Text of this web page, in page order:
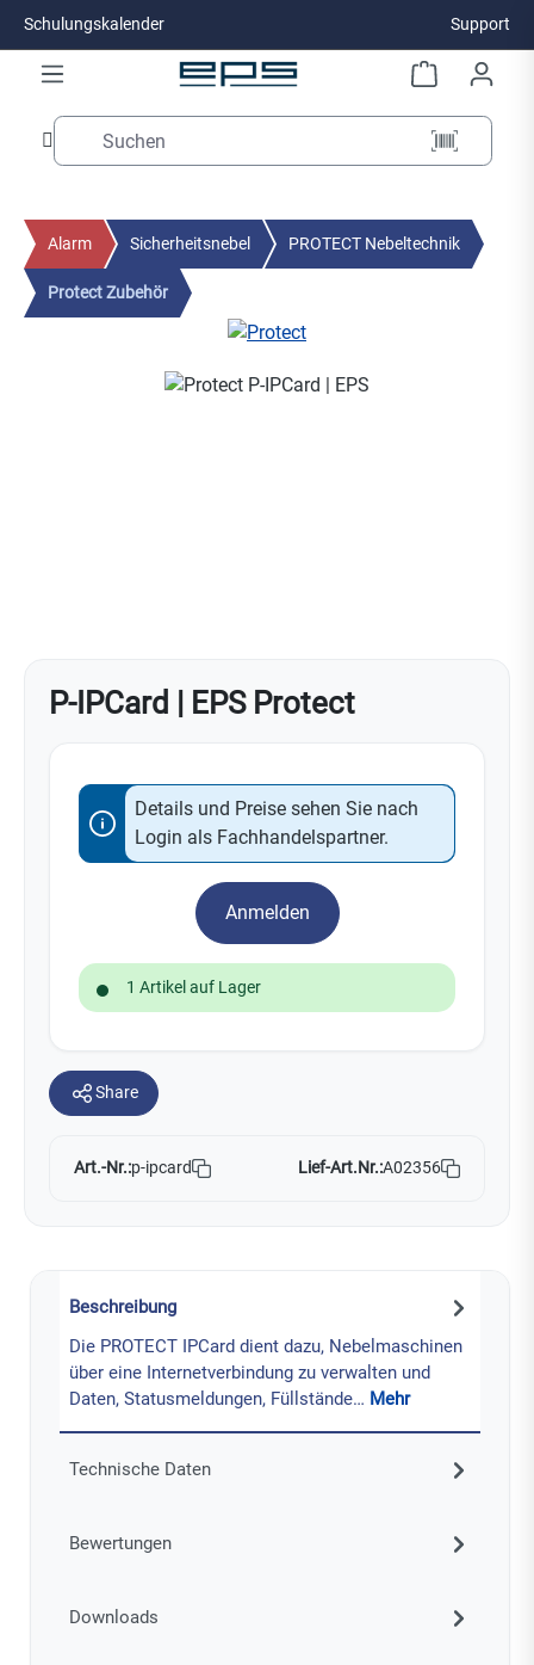
Zum Hauptinhalt springen
Schulungskalender Support
Alarm Sicherheitsnebel PROTECT Nebeltechnik
Protect Zubehör
Bildergalerie überspringen
P-IPCard | EPS Protect
Details und Preise sehen Sie nach
Login als Fachhandelspartner.
Anmelden
1 Artikel auf Lager
Share
Art.-Nr.:p-ipcard Lief-Art.Nr.:A02356
Beschreibung
Die PROTECT IPCard dient dazu, Nebelmaschinen
über eine Internetverbindung zu verwalten und
Daten, Statusmeldungen, Füllstände… Mehr
Technische Daten
Bewertungen
Downloads